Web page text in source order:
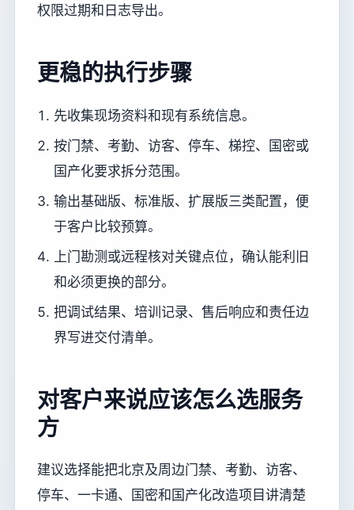
权限过期和日志导出。
更稳的执行步骤
先收集现场资料和现有系统信息。
按门禁、考勤、访客、停车、梯控、国密或
国产化要求拆分范围。
输出基础版、标准版、扩展版三类配置，便
于客户比较预算。
上门勘测或远程核对关键点位，确认能利旧
和必须更换的部分。
把调试结果、培训记录、售后响应和责任边
界写进交付清单。
对客户来说应该怎么选服务
方
建议选择能把北京及周边门禁、考勤、访客、
停车、一卡通、国密和国产化改造项目讲清楚